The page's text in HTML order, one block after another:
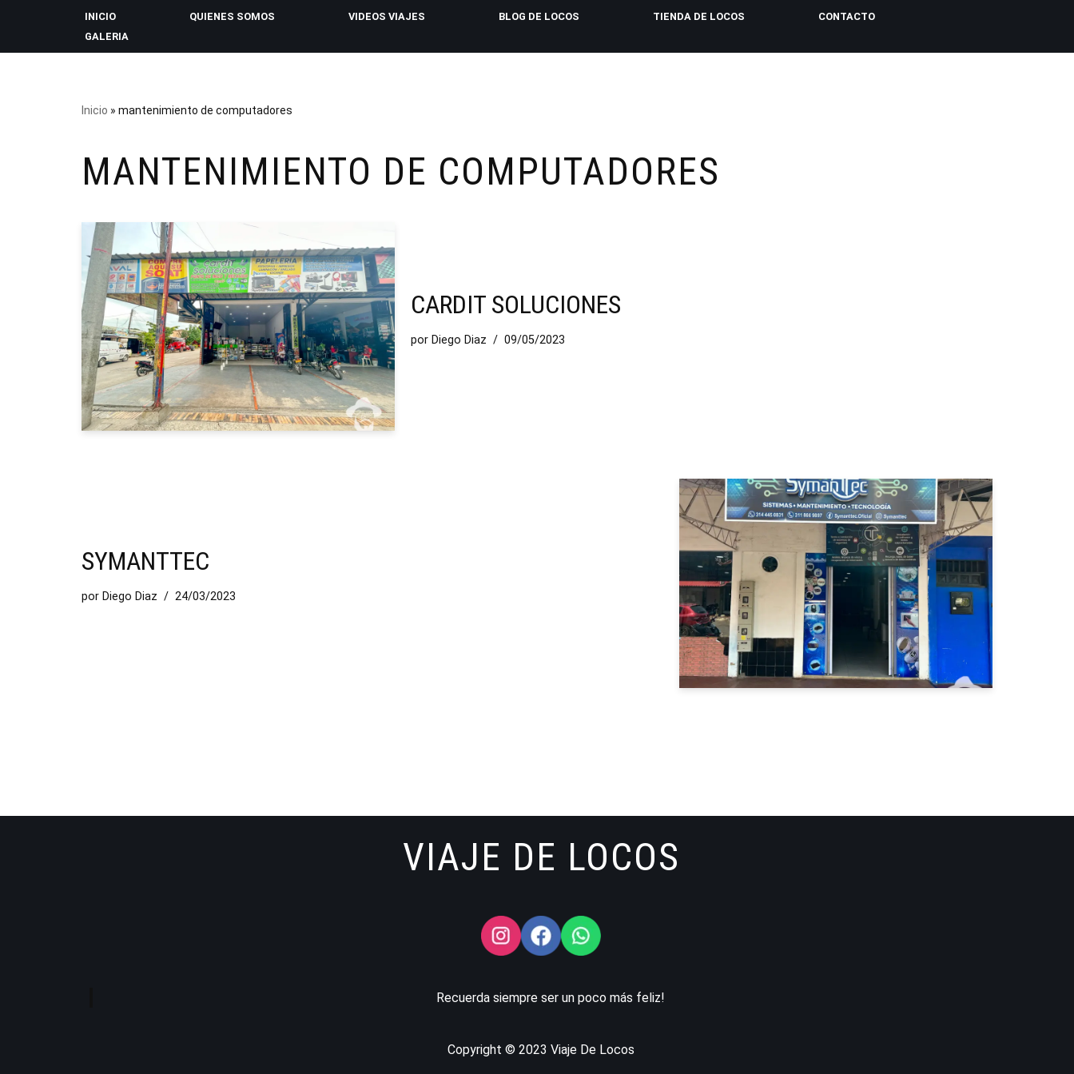
INICIO QUIENES SOMOS VIDEOS VIAJES BLOG DE LOCOS TIENDA DE LOCOS
CONTACTO
GALERIA
Inicio » mantenimiento de computadores
MANTENIMIENTO DE COMPUTADORES
CARDIT SOLUCIONES
por Diego Diaz 09/05/2023
SYMANTTEC
por Diego Diaz 24/03/2023
VIAJE DE LOCOS
Recuerda siempre ser un poco más feliz!
Copyright © 2023 Viaje De Locos